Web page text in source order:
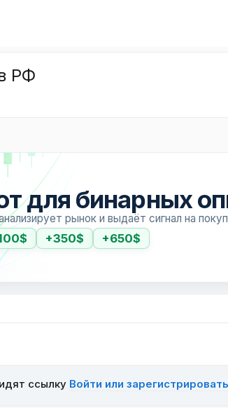
РФ
для бинарных
рынок и выдаёт сигнал на
+350$ +650$
ссылку Войти или